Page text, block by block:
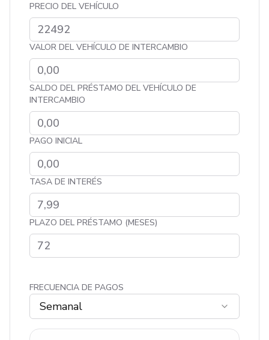
PRECIO DEL VEHÍCULO
VALOR DEL VEHÍCULO DE INTERCAMBIO
SALDO DEL PRÉSTAMO DEL VEHÍCULO DE
INTERCAMBIO
PAGO INICIAL
TASA DE INTERÉS
PLAZO DEL PRÉSTAMO (MESES)
FRECUENCIA DE PAGOS
Semanal